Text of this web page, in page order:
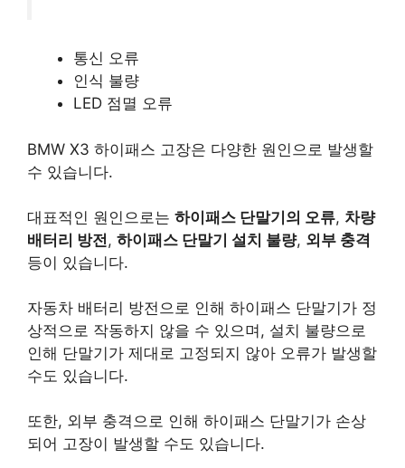
통신 오류
인식 불량
LED 점멸 오류
BMW X3 하이패스 고장은 다양한 원인으로 발생할
수 있습니다.
대표적인 원인으로는 하이패스 단말기의 오류, 차량
배터리 방전, 하이패스 단말기 설치 불량, 외부 충격
등이 있습니다.
자동차 배터리 방전으로 인해 하이패스 단말기가 정
상적으로 작동하지 않을 수 있으며, 설치 불량으로
인해 단말기가 제대로 고정되지 않아 오류가 발생할
수도 있습니다.
또한, 외부 충격으로 인해 하이패스 단말기가 손상
되어 고장이 발생할 수도 있습니다.